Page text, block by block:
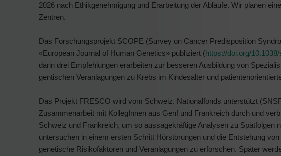
2026 nach Ethikgenehmigung und Erarbeitung der Abläufe. Wir planen
Zentren.
Das Forschungsprojekt SCOPE (Survey on Cancer Predisposition
«European Journal of Human Genetics» publiziert (https://doi.org/
darin drei Empfehlungen erarbeiten zur besseren Ausbildung von
gentischen Veranlagungen zu Krebs im Kindesalter und
Das Projekt FRESCO wird vom Schweiz. Nationalfonds unterstützt
Zusammenarbeit mit KollegInnen aus Genf und Frankreich durch und
Schweiz und Frankreich, um so aussagekräftige Analysen zu Spätfolgen
untersuchen in einem ersten Schritt Hörstörungen und die Entstehung
genetische Risikofaktoren und Veranlagungen zu erforschen. Später